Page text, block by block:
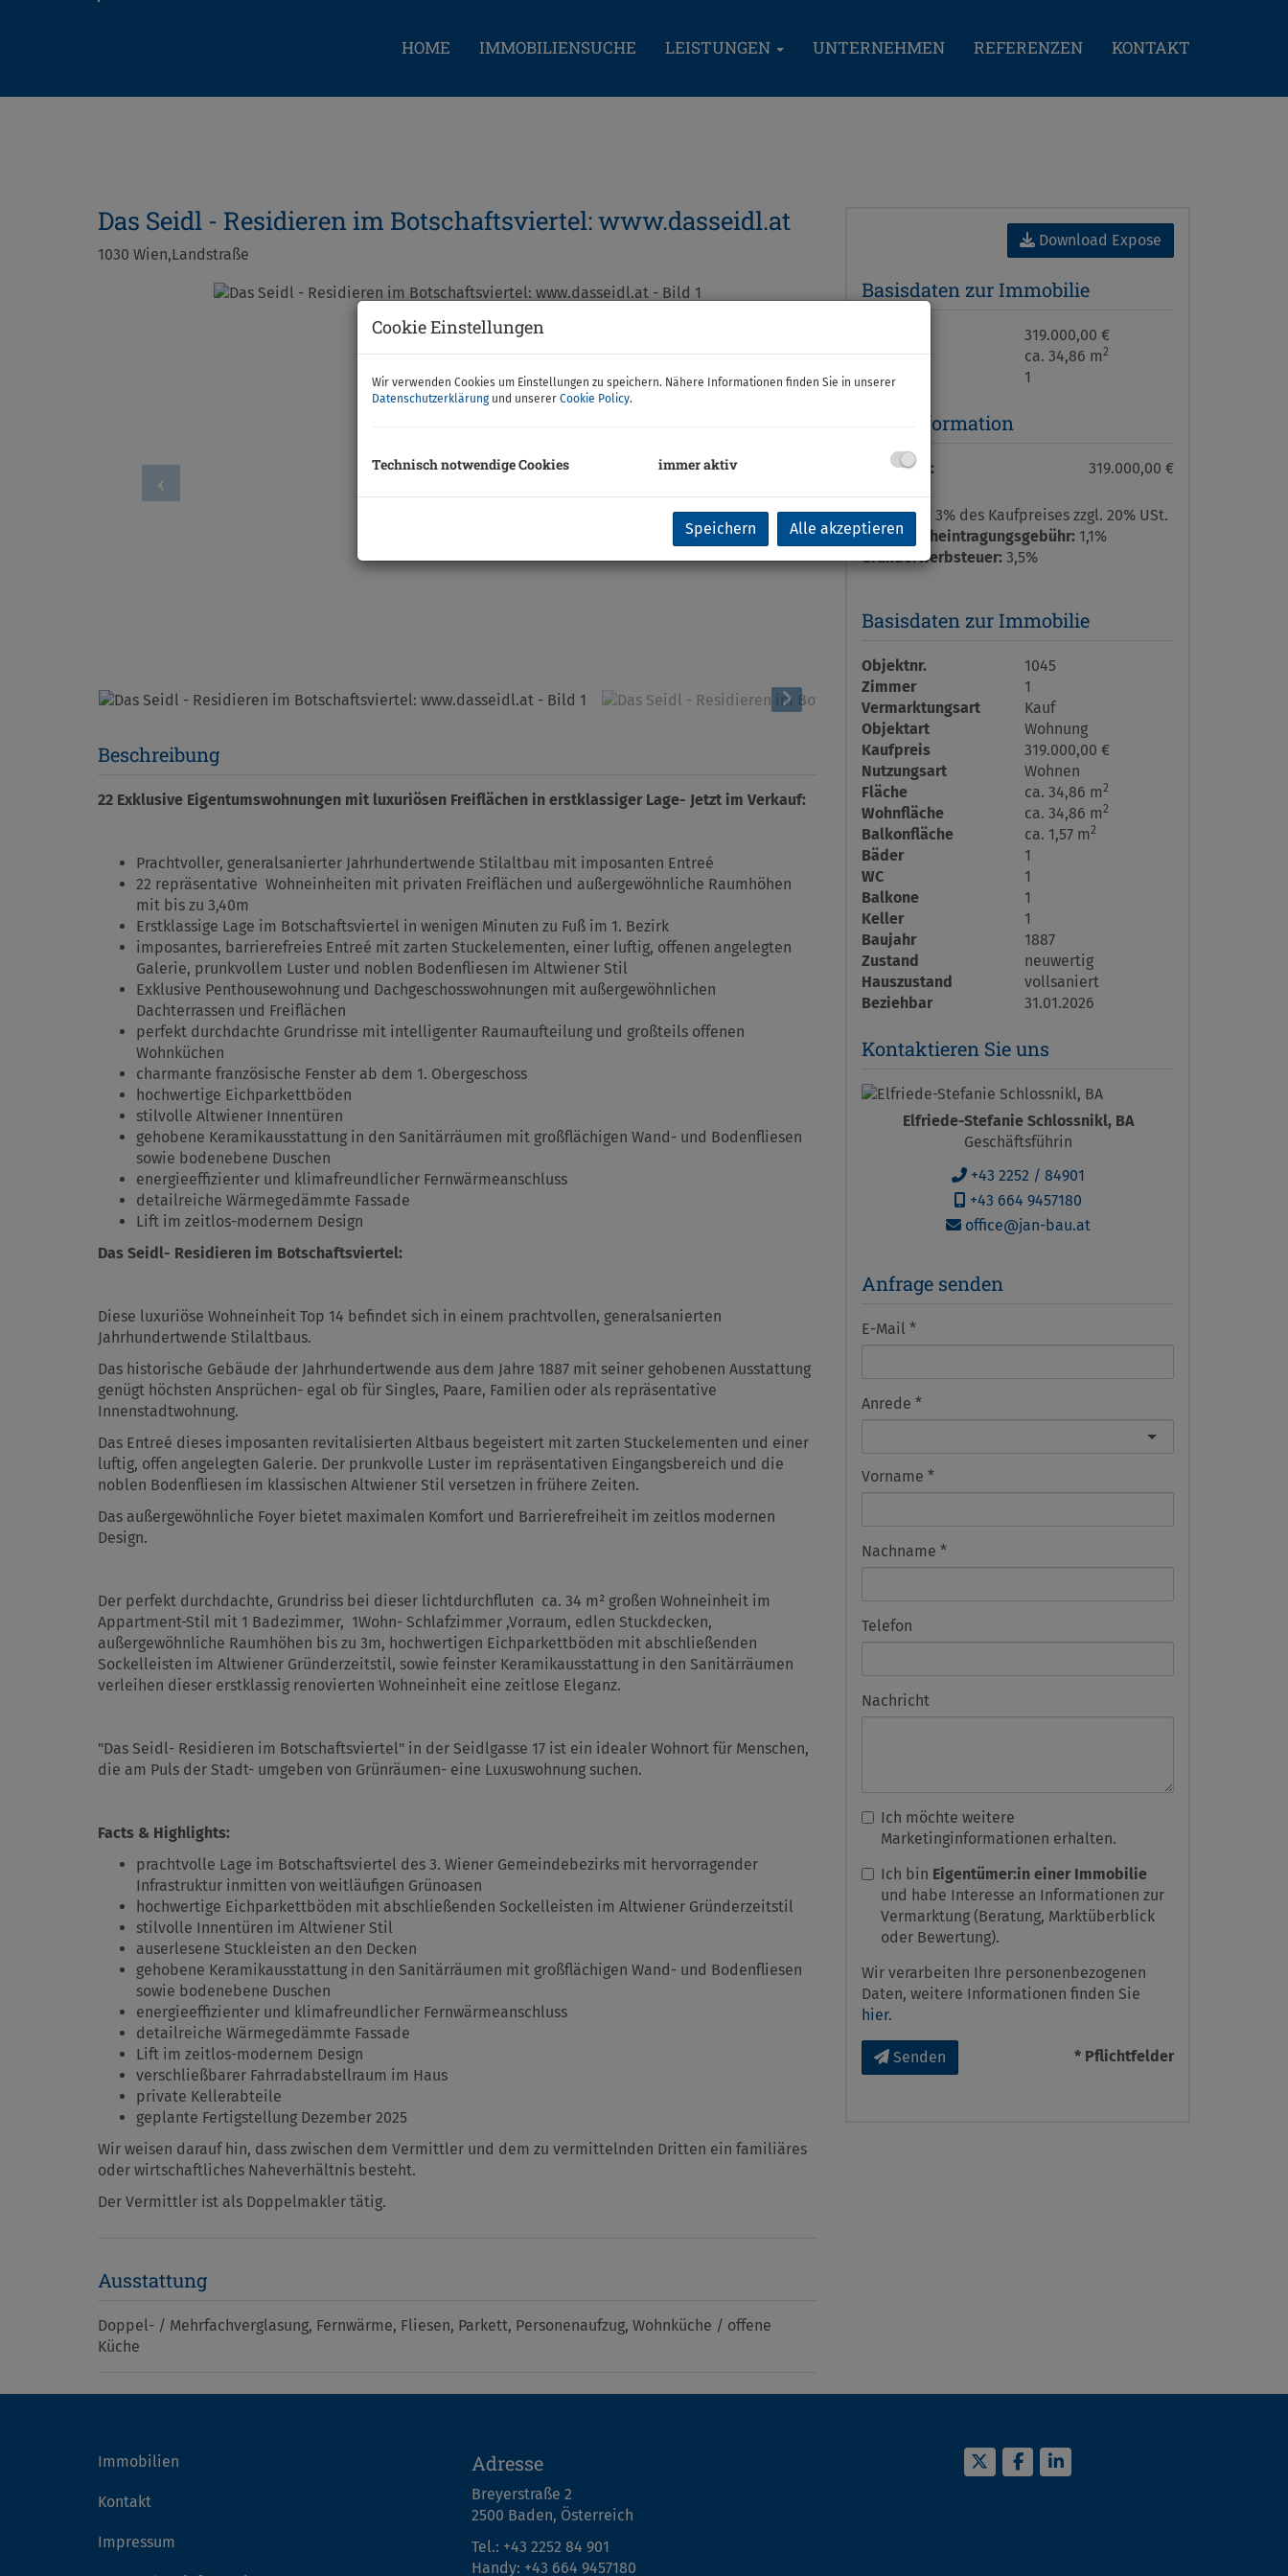
HOME IMMOBILIENSUCHE LEISTUNGEN UNTERNEHMEN REFERENZEN KONTAKT
Das Seidl - Residieren im Botschaftsviertel: www.dasseidl.at
1030 Wien,Landstraße
Beschreibung
22 Exklusive Eigentumswohnungen mit luxuriösen Freiflächen in erstklassiger Lage- Jetzt im Verkauf:
Prachtvoller, generalsanierter Jahrhundertwende Stilaltbau mit imposanten Entreé
22 repräsentative Wohneinheiten mit privaten Freiflächen und außergewöhnliche Raumhöhen
mit bis zu 3,40m
Erstklassige Lage im Botschaftsviertel in wenigen Minuten zu Fuß im 1. Bezirk
imposantes, barrierefreies Entreé mit zarten Stuckelementen, einer luftig, offenen angelegten
Galerie, prunkvollem Luster und noblen Bodenfliesen im Altwiener Stil
Exklusive Penthousewohnung und Dachgeschosswohnungen mit außergewöhnlichen
Dachterrassen und Freiflächen
perfekt durchdachte Grundrisse mit intelligenter Raumaufteilung und großteils offenen
Wohnküchen
charmante französische Fenster ab dem 1. Obergeschoss
hochwertige Eichparkettböden
stilvolle Altwiener Innentüren
gehobene Keramikausstattung in den Sanitärräumen mit großflächigen Wand- und Bodenfliesen
sowie bodenebene Duschen
energieeffizienter und klimafreundlicher Fernwärmeanschluss
detailreiche Wärmegedämmte Fassade
Lift im zeitlos-modernem Design
Das Seidl- Residieren im Botschaftsviertel:
Diese luxuriöse Wohneinheit Top 14 befindet sich in einem prachtvollen, generalsanierten
Jahrhundertwende Stilaltbaus.
Das historische Gebäude der Jahrhundertwende aus dem Jahre 1887 mit seiner gehobenen Ausstattung
genügt höchsten Ansprüchen- egal ob für Singles, Paare, Familien oder als repräsentative
Innenstadtwohnung.
Das Entreé dieses imposanten revitalisierten Altbaus begeistert mit zarten Stuckelementen und einer
luftig, offen angelegten Galerie. Der prunkvolle Luster im repräsentativen Eingangsbereich und die
noblen Bodenfliesen im klassischen Altwiener Stil versetzen in frühere Zeiten.
Das außergewöhnliche Foyer bietet maximalen Komfort und Barrierefreiheit im zeitlos modernen
Design.
Der perfekt durchdachte, Grundriss bei dieser lichtdurchfluten ca. 34 m² großen Wohneinheit im
Appartment-Stil mit 1 Badezimmer, 1Wohn- Schlafzimmer ,Vorraum, edlen Stuckdecken,
außergewöhnliche Raumhöhen bis zu 3m, hochwertigen Eichparkettböden mit abschließenden
Sockelleisten im Altwiener Gründerzeitstil, sowie feinster Keramikausstattung in den Sanitärräumen
verleihen dieser erstklassig renovierten Wohneinheit eine zeitlose Eleganz.
"Das Seidl- Residieren im Botschaftsviertel" in der Seidlgasse 17 ist ein idealer Wohnort für Menschen,
die am Puls der Stadt- umgeben von Grünräumen- eine Luxuswohnung suchen.
Facts & Highlights:
prachtvolle Lage im Botschaftsviertel des 3. Wiener Gemeindebezirks mit hervorragender
Infrastruktur inmitten von weitläufigen Grünoasen
hochwertige Eichparkettböden mit abschließenden Sockelleisten im Altwiener Gründerzeitstil
stilvolle Innentüren im Altwiener Stil
auserlesene Stuckleisten an den Decken
gehobene Keramikausstattung in den Sanitärräumen mit großflächigen Wand- und Bodenfliesen
sowie bodenebene Duschen
energieeffizienter und klimafreundlicher Fernwärmeanschluss
detailreiche Wärmegedämmte Fassade
Lift im zeitlos-modernem Design
verschließbarer Fahrradabstellraum im Haus
private Kellerabteile
geplante Fertigstellung Dezember 2025
Wir weisen darauf hin, dass zwischen dem Vermittler und dem zu vermittelnden Dritten ein familiäres
oder wirtschaftliches Naheverhältnis besteht.
Der Vermittler ist als Doppelmakler tätig.
Ausstattung
Doppel- / Mehrfachverglasung Fernwärme Fliesen Parkett Personenaufzug Wohnküche / offene
Küche
Download Expose
Basisdaten zur Immobilie
319.000,00 €
Fläche
ca. 34,86 m2
Zimmer 1
Preisinformation
Kaufpreis: 319.000,00 €
Provision:
3% des Kaufpreises zzgl. 20% USt.
Grundbucheintragungsgebühr: 1,1%
Grunderwerbsteuer: 3,5%
Basisdaten zur Immobilie
Objektnr.
1045
Zimmer
1
Vermarktungsart
Kauf
Objektart
Wohnung
Kaufpreis
319.000,00 €
Nutzungsart
Wohnen
Fläche
ca. 34,86 m2
Wohnfläche ca. 34,86 m2
Balkonfläche ca. 1,57 m2
Bäder
1
WC
1
Balkone
1
Keller
1
Baujahr
1887
Zustand
neuwertig
Hauszustand
vollsaniert
Beziehbar
31.01.2026
Kontaktieren Sie uns
Elfriede-Stefanie Schlossnikl, BA
Geschäftsführin
+43 2252 / 84901
+43 664 9457180
office@jan-bau.at
Anfrage senden
E-Mail
Anrede
Vorname
Nachname
Telefon
Nachricht
Ich möchte weitere
Marketinginformationen erhalten.
Ich bin Eigentümer:in einer Immobilie
und habe Interesse an Informationen zur
Vermarktung (Beratung, Marktüberblick
oder Bewertung).
Wir verarbeiten Ihre personenbezogenen
Daten, weitere Informationen finden Sie
hier.
Senden * Pflichtfelder
Immobilien
Kontakt
Impressum
Adresse
Breyerstraße 2
2500 Baden, Österreich
Tel.: +43 2252 84 901
Handy: +43 664 9457180
Cookie Einstellungen
Wir verwenden Cookies um Einstellungen zu speichern. Nähere Informationen finden Sie in unserer
Datenschutzerklärung und unserer Cookie Policy.
Technisch notwendige Cookies immer aktiv
Speichern Alle akzeptieren